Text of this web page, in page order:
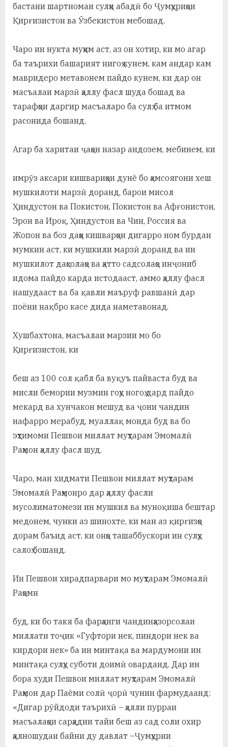
бастани шартномаи сулҳи абадӣ бо Ҷумҳуриҳои
Қирғизистон ва Ӯзбекистон мебошад.
Чаро ин нукта муҳим аст, аз он хотир, ки мо агар
ба таърихи башарият нигоҳ кунем, кам андар кам
мавридеро метавонем пайдо кунем, ки дар он
масъалаи марзӣ ҳаллу фасл шуда бошад ва
тарафҳои даргир масъаларо ба сулҳ ба итмом
расонида бошанд.
Агар ба харитаи ҷаҳон назар андозем, мебинем, ки
имрӯз аксари кишвариҳои дунё бо ҳамсоягони хеш
мушкилоти марзӣ доранд, барои мисол
Ҳиндустон ва Покистон, Покистон ва Афғонистон,
Эрон ва Ироқ, Ҳиндустон ва Чин, Россия ва
Жопон ва боз даҳҳо кишварҳои дигарро ном бурдан
мумкин аст, ки мушкили марзӣ доранд ва ин
мушкилот даҳсолаҳо ва ҳатто садсолаҳо инҷониб
идома пайдо карда истодааст, аммо ҳаллу фасл
нашудааст ва ба қавли маъруф равшанӣ дар
поёни нақбро касе дида наметавонад.
Хушбахтона, масъалаи марзии мо бо
Қирғизистон, ки
беш аз 100 сол қабл ба вуқуъ пайваста буд ва
мисли бемории музмин гоҳу ногоҳ дард пайдо
мекард ва хунчакон мешуд ва ҷони чандин
нафарро мерабуд, муаллақ монда буд ва бо
эҳтимоми Пешвои миллат муҳтарам Эмомалӣ
Раҳмон ҳаллу фасл шуд.
Чаро, ман хидмати Пешвои миллат муҳтарам
Эмомалӣ Раҳмонро дар ҳаллу фасли
мусолиматомези ин мушкил ва муноқиша бештар
медонем, чунки аз шинохте, ки ман аз қирғизҳо
дорам баъид аст, ки онҳо ташаббускори ин сулҳу
салоҳ бошанд.
Ин Пешвои хирадпарвари мо муҳтарам Эмомалӣ
Раҳомн
буд, ки бо такя ба фарҳанги чандинҳазорсолаи
миллати тоҷик «Гуфтори нек, пиндори нек ва
кирдори нек» ба ин минтақа ва мардумони ин
минтақа сулҳу суботи доимӣ оварданд. Дар ин
бора худи Пешвои миллат муҳтарам Эмомалӣ
Раҳмон дар Паёми солӣ ҷорӣ чунин фармудаанд:
«Дигар рӯйдоди таърихӣ – ҳалли пурраи
масъалаҳои сарҳадии тайи беш аз сад соли охир
ҳалношудаи байни ду давлат –Ҷумҳурии